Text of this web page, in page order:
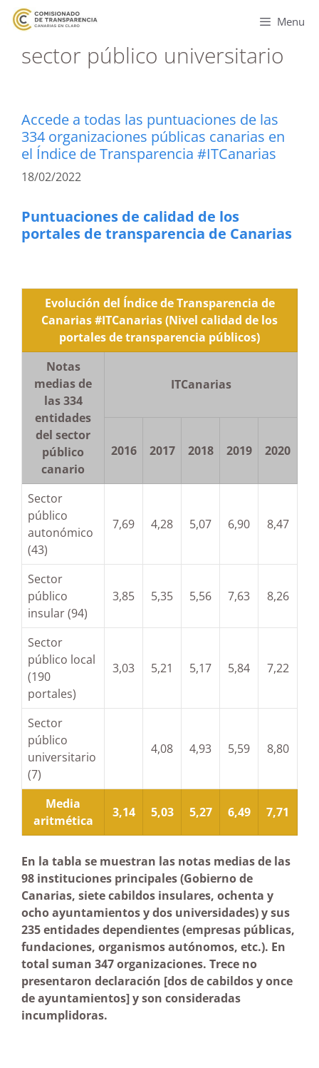
Menu
sector público universitario
Accede a todas las puntuaciones de las
334 organizaciones públicas canarias en
el Índice de Transparencia #ITCanarias
18/02/2022
Puntuaciones de calidad de los
portales de transparencia de Canarias
Evolución del Índice de Transparencia de
Canarias #ITCanarias(Nivel calidad de los
portales de transparencia públicos)
Notas
medias de
las 334
entidades
del sector
público
canario
ITCanarias
2016 2017 2018 2019 2020
Sector
público
autonómico
(43)
7,69 4,28 5,07 6,90 8,47
Sector
público
insular (94)
3,85 5,35 5,56 7,63 8,26
Sector
público local
(190
portales)
3,03 5,21 5,17 5,84 7,22
Sector
público
universitario
(7)
4,08 4,93 5,59 8,80
Media
aritmética
3,14 5,03 5,27 6,49 7,71
En la tabla se muestran las notas medias de las
98 instituciones principales (Gobierno de
Canarias, siete cabildos insulares, ochenta y
ocho ayuntamientos y dos universidades) y sus
235 entidades dependientes (empresas públicas,
fundaciones, organismos autónomos, etc.). En
total suman 347 organizaciones. Trece no
presentaron declaración [dos de cabildos y once
de ayuntamientos] y son consideradas
incumplidoras.